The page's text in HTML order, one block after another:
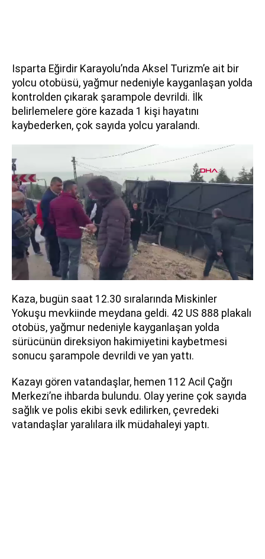
Isparta Eğirdir Karayolu’nda Aksel Turizm’e ait bir
yolcu otobüsü, yağmur nedeniyle kayganlaşan yolda
kontrolden çıkarak şarampole devrildi. İlk
belirlemelere göre kazada 1 kişi hayatını
kaybederken, çok sayıda yolcu yaralandı.
Kaza, bugün saat 12.30 sıralarında Miskinler
Yokuşu mevkiinde meydana geldi. 42 US 888 plakalı
otobüs, yağmur nedeniyle kayganlaşan yolda
sürücünün direksiyon hakimiyetini kaybetmesi
sonucu şarampole devrildi ve yan yattı.
Kazayı gören vatandaşlar, hemen 112 Acil Çağrı
Merkezi’ne ihbarda bulundu. Olay yerine çok sayıda
sağlık ve polis ekibi sevk edilirken, çevredeki
vatandaşlar yaralılara ilk müdahaleyi yaptı.